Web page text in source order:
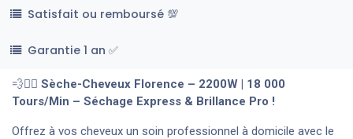
Satisfait ou remboursé 💯
Garantie 1 an ✅
💨💁‍♀️ Sèche-Cheveux Florence – 2200W | 18 000
Tours/Min – Séchage Express & Brillance Pro !
Offrez à vos cheveux un soin professionnel à domicile avec le